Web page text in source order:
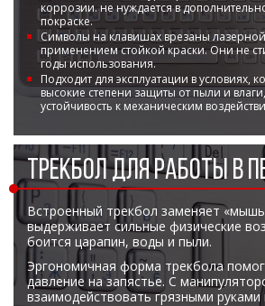
диагональю до 55
дюймов
Промышленные
мониторы для
жестового
управления
мониторы для
монтажа на стену
коррозии. не нуждается в
покраске.
Символы на клавишах врезаны
применением стойкой краски. Они не
годы использования.
Подходит для эксплуатации в условиях,
высокие степени защиты от пыли и
устойчивость к механическим
ТРЕКБОЛ ДЛЯ РАБОТЫ В
Встроенный трекбол заменяет
выдерживает сильные физические
боится царапин, воды и пыли.
Эргономичная форма трекбола
давление на запястье. С
взаимодействовать грязными руками